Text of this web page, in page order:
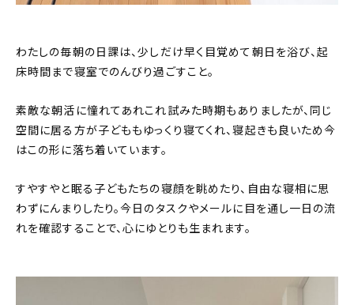
わたしの毎朝の日課は、少しだけ早く目覚めて朝日を浴び、起
床時間まで寝室でのんびり過ごすこと。
素敵な朝活に憧れてあれこれ試みた時期もありましたが、同じ
空間に居る方が子どももゆっくり寝てくれ、寝起きも良いため今
はこの形に落ち着いています。
すやすやと眠る子どもたちの寝顔を眺めたり、自由な寝相に思
わずにんまりしたり。今日のタスクやメールに目を通し一日の流
れを確認することで、心にゆとりも生まれます。